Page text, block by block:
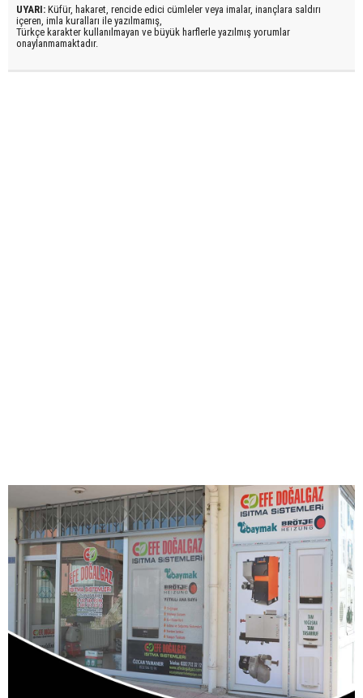
UYARI: Küfür, hakaret, rencide edici cümleler veya imalar, inançlara saldırı
içeren, imla kuralları ile yazılmamış,
Türkçe karakter kullanılmayan ve büyük harflerle yazılmış yorumlar
onaylanmamaktadır.